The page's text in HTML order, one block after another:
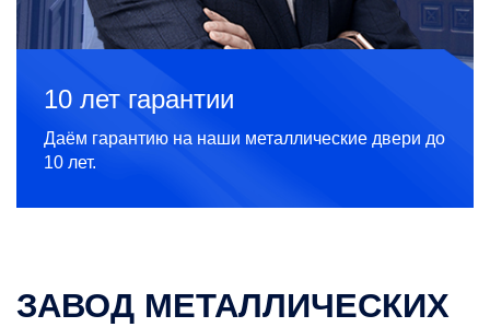
10 лет гарантии
Даём гарантию на наши металлические двери до
10 лет.
ЗАВОД МЕТАЛЛИЧЕСКИХ